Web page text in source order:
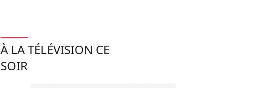
À LA TÉLÉVISION CE
SOIR